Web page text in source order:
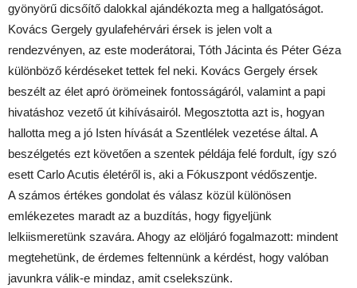
gyönyörű dicsőítő dalokkal ajándékozta meg a hallgatóságot.
Kovács Gergely gyulafehérvári érsek is jelen volt a
rendezvényen, az este moderátorai, Tóth Jácinta és Péter Géza
különböző kérdéseket tettek fel neki. Kovács Gergely érsek
beszélt az élet apró örömeinek fontosságáról, valamint a papi
hivatáshoz vezető út kihívásairól. Megosztotta azt is, hogyan
hallotta meg a jó Isten hívását a Szentlélek vezetése által. A
beszélgetés ezt követően a szentek példája felé fordult, így szó
esett Carlo Acutis életéről is, aki a Fókuszpont védőszentje.
A számos értékes gondolat és válasz közül különösen
emlékezetes maradt az a buzdítás, hogy figyeljünk
lelkiismeretünk szavára. Ahogy az elöljáró fogalmazott: mindent
megtehetünk, de érdemes feltennünk a kérdést, hogy valóban
javunkra válik-e mindaz, amit cselekszünk.